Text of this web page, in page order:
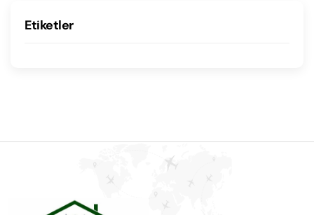
Etiketler